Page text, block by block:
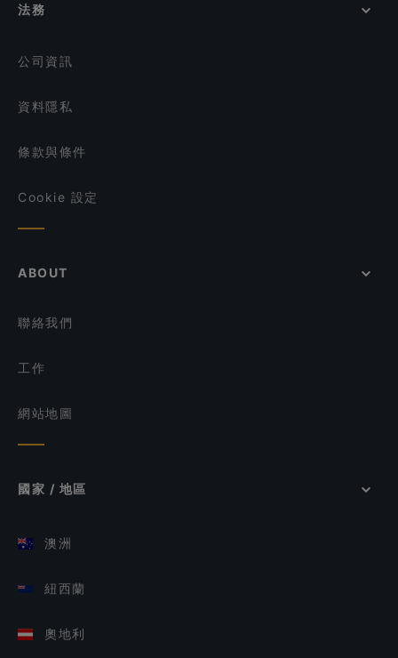
法務
公司資訊
資料隱私
條款與條件
Cookie 設定
ABOUT
聯絡我們
工作
網站地圖
國家 / 地區
澳洲
紐西蘭
奧地利